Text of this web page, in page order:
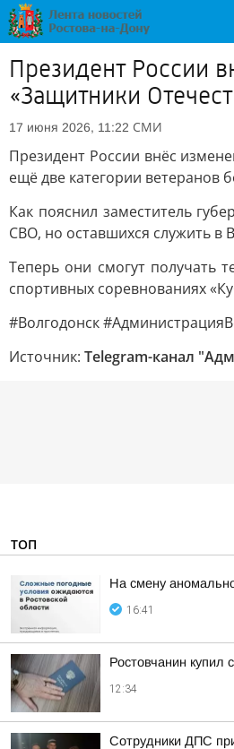
Президент России
«Защитники
17 июня 2026, 11:22 СМИ
Президент России внёс
ещё две категории ветеранов
Как пояснил заместитель
СВО, но оставшихся служить в
Теперь они смогут получать
спортивных соревнованиях
#Волгодонск
Источник: Telegram-канал
ТОП
На смену
16:41
Ростовчанин купил
12:34
Сотрудники ДПС